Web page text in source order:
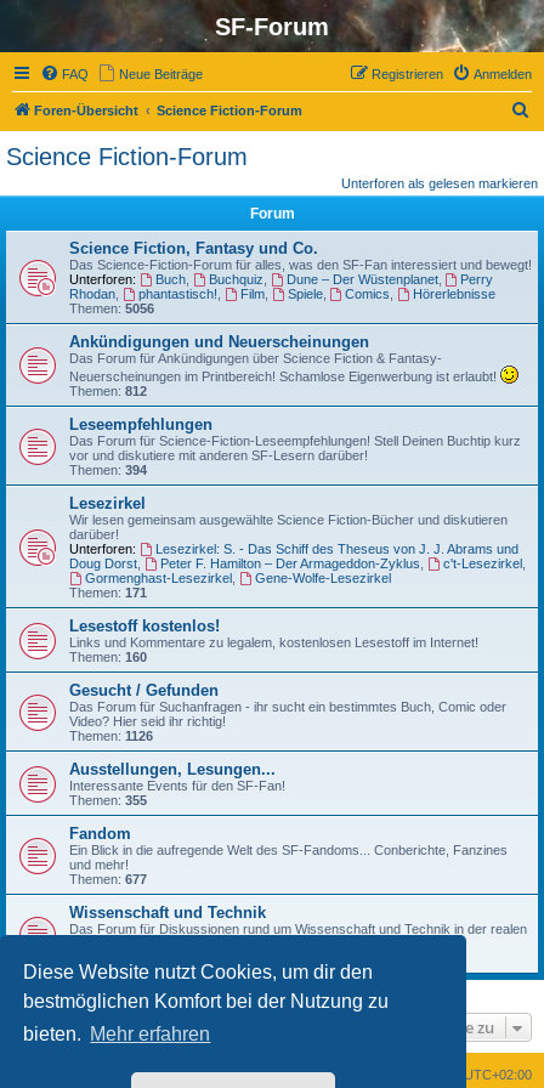
Diese Website nutzt Cookies, um dir den
bestmöglichen Komfort bei der Nutzung zu
bieten. Mehr erfahren
SF-Forum
FAQ Neue Beiträge Anmelden
Registrieren
Foren-Übersicht Science Fiction-Forum
h
Science Fiction-Forum
Unterforen als gelesen markieren
Forum
Science Fiction, Fantasy und Co.
Das Science-Fiction-Forum für alles, was den SF-Fan interessiert und bewegt!
Unterforen:
Buch, Buchquiz Dune – Der Wüstenplanet,
Perry
Rhodan
phantastisch! Film, Spiele, Comics
Hörerlebnisse
Themen: 5056
Ankündigungen und Neuerscheinungen
Das Forum für Ankündigungen über Science Fiction & Fantasy-
Neuerscheinungen im Printbereich! Schamlose Eigenwerbung ist erlaubt!
Themen: 812
Leseempfehlungen
Das Forum für Science-Fiction-Leseempfehlungen! Stell Deinen Buchtip kurz
vor und diskutiere mit anderen SF-Lesern darüber!
Themen: 394
Lesezirkel
Wir lesen gemeinsam ausgewählte Science Fiction-Bücher und diskutieren
darüber!
Unterforen:
Lesezirkel: S. - Das Schiff des Theseus von J. J. Abrams und
Doug Dorst
Peter F. Hamilton – Der Armageddon-Zyklus c't-Lesezirkel,
Gormenghast-Lesezirkel,
Gene-Wolfe-Lesezirkel
Themen: 171
Lesestoff kostenlos!
Links und Kommentare zu legalem, kostenlosen Lesestoff im Internet!
Themen: 160
Gesucht / Gefunden
Das Forum für Suchanfragen - ihr sucht ein bestimmtes Buch, Comic oder
Video? Hier seid ihr richtig!
Themen: 1126
Ausstellungen, Lesungen...
Interessante Events für den SF-Fan!
Themen: 355
Fandom
Ein Blick in die aufregende Welt des SF-Fandoms... Conberichte, Fanzines
und mehr!
Themen: 677
Wissenschaft und Technik
Das Forum für Diskussionen rund um Wissenschaft und Technik in der realen
Gehe zu
Foren-Übersicht UTC+02:00